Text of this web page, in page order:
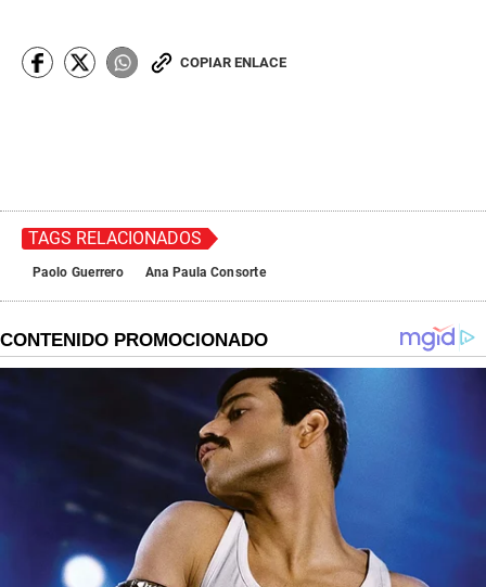
COPIAR ENLACE
TAGS RELACIONADOS
Paolo Guerrero Ana Paula Consorte